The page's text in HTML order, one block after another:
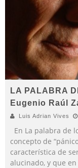
LA PALABRA
Eugenio Raúl
Luis Adrian Vives
En La palabra de
concepto de
característica de
alucinado, y que